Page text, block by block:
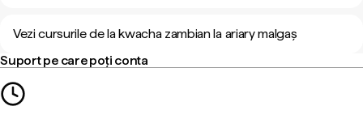
Vezi cursurile de la kwacha zambian la ariary malgaș
Suport pe care poți conta